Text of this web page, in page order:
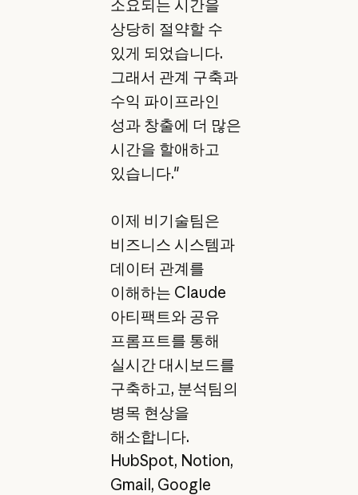
소요되는 시간을
상당히 절약할 수
있게 되었습니다.
그래서 관계 구축과
수익 파이프라인
성과 창출에 더 많은
시간을 할애하고
있습니다."
이제 비기술팀은
비즈니스 시스템과
데이터 관계를
이해하는 Claude
아티팩트와 공유
프롬프트를 통해
실시간 대시보드를
구축하고, 분석팀의
병목 현상을
해소합니다.
HubSpot, Notion,
Gmail, Google